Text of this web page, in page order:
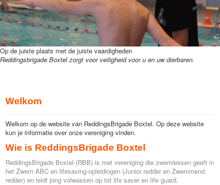
Op de juiste plaats met de juiste vaardigheden
Reddingsbrigade Boxtel zorgt voor veiligheid voor u en uw dierbaren.
Welkom
Welkom op de website van ReddingsBrigade Boxtel. Op deze website
kun je informatie over onze vereniging vinden.
Wie is ReddingsBrigade Boxtel
ReddingsBrigade Boxtel (RBB) is met vereniging die zwemlessen geeft in
het Zwem ABC en lifesaving-opleidingen (Junior redder en Zwemmend
redder) en leidt jong volwassen op tot life saver en life guard.